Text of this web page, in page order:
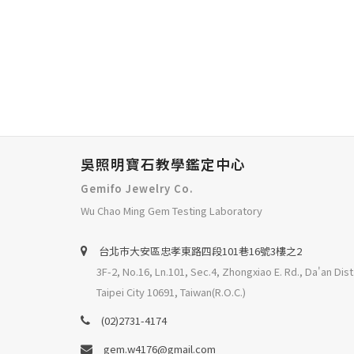
吳照明寶石教學鑑定中心
Gemifo Jewelry Co.
Wu Chao Ming Gem Testing Laboratory
台北巿大安區忠孝東路四段101巷16號3樓之2
3F-2, No.16, Ln.101, Sec.4, Zhongxiao E. Rd., Da'an
Taipei City 10691, Taiwan(R.O.C.)
(02)2731-4174
gem.w4176@gmail.com